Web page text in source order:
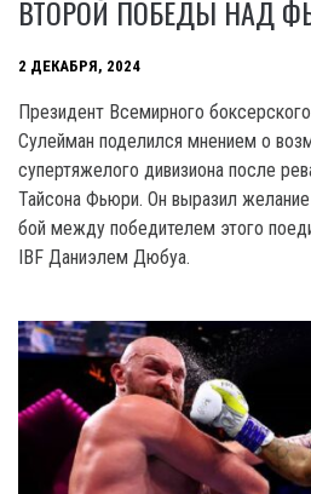
ВТОРОЙ ПОБЕДЫ НАД
2 ДЕКАБРЯ, 2024
Президент Всемирного
Сулейман поделился мнением о
супертяжелого дивизиона после
Тайсона Фьюри. Он выразил
бой между победителем этого
IBF Даниэлем Дюбуа.